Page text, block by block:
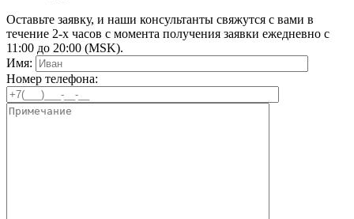
Оставьте заявку, и наши консультанты свяжутся с вами в
течение 2-х часов с момента получения заявки ежедневно с
11:00 до 20:00 (MSK).
Имя:
Номер телефона: